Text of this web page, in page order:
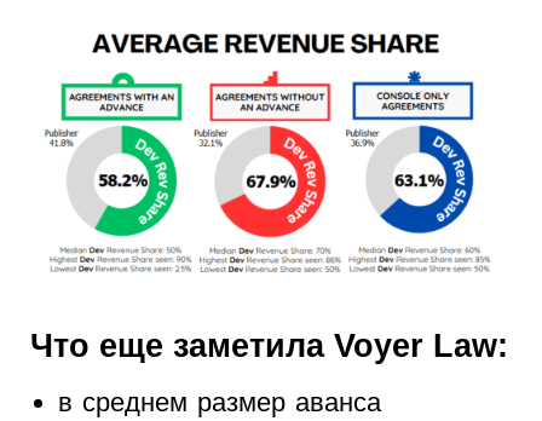
Что еще заметила Voyer Law:
в среднем размер аванса